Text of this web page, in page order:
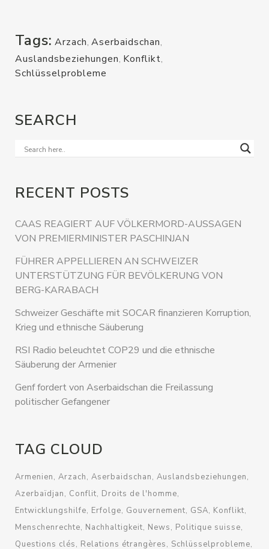
Tags: Arzach, Aserbaidschan,
Auslandsbeziehungen, Konflikt,
Schlüsselprobleme
SEARCH
RECENT POSTS
CAAS REAGIERT AUF VÖLKERMORD-AUSSAGEN
VON PREMIERMINISTER PASCHINJAN
FÜHRER APPELLIEREN AN SCHWEIZER
UNTERSTÜTZUNG FÜR BEVÖLKERUNG VON
BERG-KARABACH
Schweizer Geschäfte mit SOCAR finanzieren Korruption,
Krieg und ethnische Säuberung
RSI Radio beleuchtet COP29 und die ethnische
Säuberung der Armenier
Genf fordert von Aserbaidschan die Freilassung
politischer Gefangener
TAG CLOUD
Armenien Arzach Aserbaidschan Auslandsbeziehungen
Azerbaïdjan
Conflit Droits de l'homme
Entwicklungshilfe Erfolge Gouvernement GSA Konflikt
Menschenrechte Nachhaltigkeit News
Politique suisse
Questions clés
Relations étrangères
Schlüsselprobleme